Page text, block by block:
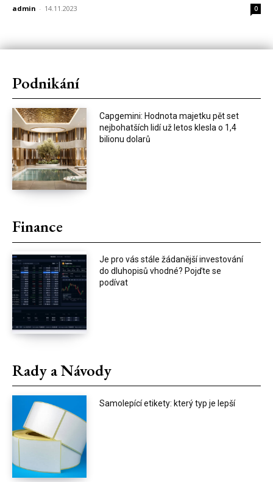
admin - 14.11.2023 0
Podnikání
Capgemini: Hodnota majetku pět set
nejbohatších lidí už letos klesla o 1,4
bilionu dolarů
Finance
Je pro vás stále žádanější investování
do dluhopisů vhodné? Pojďte se
podívat
Rady a Návody
Samolepící etikety: který typ je lepší